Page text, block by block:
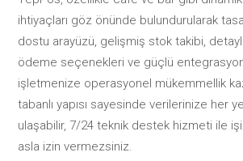
ihtiyaçları göz önünde bulundurularak
dostu arayüzü, gelişmiş stok takibi,
ödeme seçenekleri ve güçlü
işletmenize operasyonel mükemmellik
tabanlı yapısı sayesinde verilerinize her
ulaşabilir, 7/24 teknik destek hizmeti ile
asla izin vermezsiniz.